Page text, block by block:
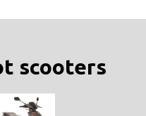
scooters